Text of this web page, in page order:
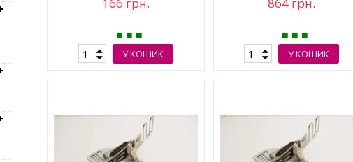
У КОШИК У КОШИК